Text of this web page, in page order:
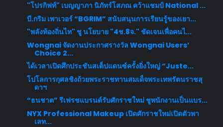
"โปรกิฟท์" เบญญาภา นิภัทร์โสภณ คว้าแชมป์ National ...
บี.กริม เพาเวอร์ “BGRIM” สนับสนุนการเรียนรู้ของเยา...
"พลังท้องถิ่นไท" ชู นโยบาย "4ช.8จ." ชัดเจนเพื่อคนไ...
Wongnai จัดงานประกาศรางวัล Wongnai Users’
Choice 2...
ได้เวลาเปิดศึกประชันสเต็ปแดนซ์ครั้งยิ่งใหญ่ “Juste...
โปโลการกุศลชิงถ้วยพระราชทานสมเด็จพระเทพรัตนราชสุ
ดาฯ
“ธนชาต” รีเฟรชแบรนด์รับศักราชใหม่ ชูพนักงานเป็นแบร...
NYX Professional Makeup เปิดศักราชใหม่เปิดตัวพา
เลท...